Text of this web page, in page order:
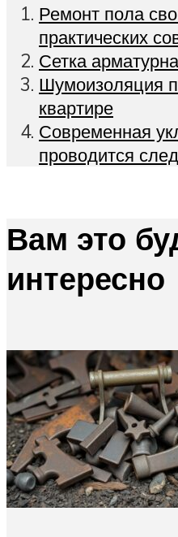
Ремонт пола
практических
Сетка
Шумоизоляция
квартире
Современная
проводится
Вам это
интересно